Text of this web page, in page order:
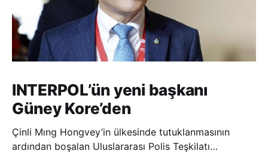
INTERPOL’ün yeni başkanı
Güney Kore’den
Çinli Mıng Hongvey’in ülkesinde tutuklanmasının
ardından boşalan Uluslararası Polis Teşkilatı